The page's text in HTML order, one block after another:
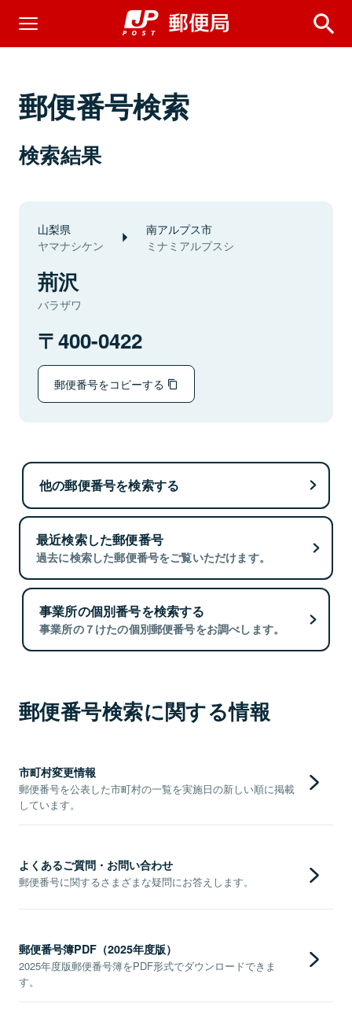
郵便番号検索
検索結果
山梨県
ヤマナシケン
南アルプス市
ミナミアルプスシ
荊沢
バラザワ
400-0422
郵便番号をコピーする
他の郵便番号を検索する
最近検索した郵便番号
過去に検索した郵便番号をご覧いただけます。
事業所の個別番号を検索する
事業所の７けたの個別郵便番号をお調べします。
郵便番号検索に関する情報
市町村変更情報
郵便番号を公表した市町村の一覧を実施日の新しい順に掲載
しています。
よくあるご質問・お問い合わせ
郵便番号に関するさまざまな疑問にお答えします。
郵便番号簿PDF（2025年度版）
2025年度版郵便番号簿をPDF形式でダウンロードできま
す。